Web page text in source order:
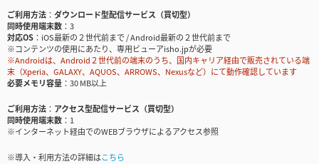
ご利用方法
ダウンロード型配信サービス（買切型）
同時使用端末数
3
対応OS
iOS最新の２世代前まで / Android最新の２世代前まで
※コンテンツの使用にあたり、専用ビューアisho.jpが必要
※Androidは、Android２世代前の端末のうち、国内キャリア経由で販売されている端
末（Xperia、GALAXY、AQUOS、ARROWS、Nexusなど）にて動作確認しています
必要メモリ容量
30 MB以上
ご利用方法
アクセス型配信サービス（買切型）
同時使用端末数
1
※インターネット経由でのWEBブラウザによるアクセス参照
※導入・利用方法の詳細はこちら